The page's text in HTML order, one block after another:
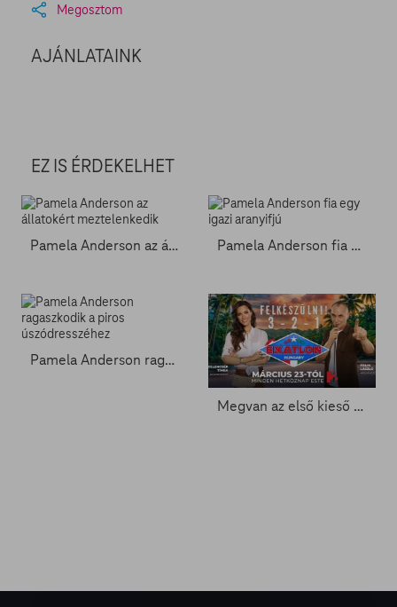
Megosztom
AJÁNLATAINK
EZ IS ÉRDEKELHET
Pamela Anderson az állatokért meztelenkedik Pamela Anderson fia egy igazi aranyifjú
Pamela Anderson ragaszkodik a piros úszódresszéhez
Megvan az első kieső - Exatlon 5. rész